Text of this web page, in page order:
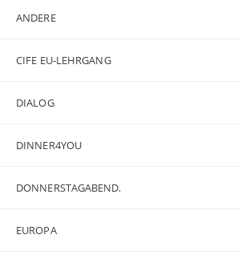
ANDERE
CIFE EU-LEHRGANG
DIALOG
DINNER4YOU
DONNERSTAGABEND.
EUROPA